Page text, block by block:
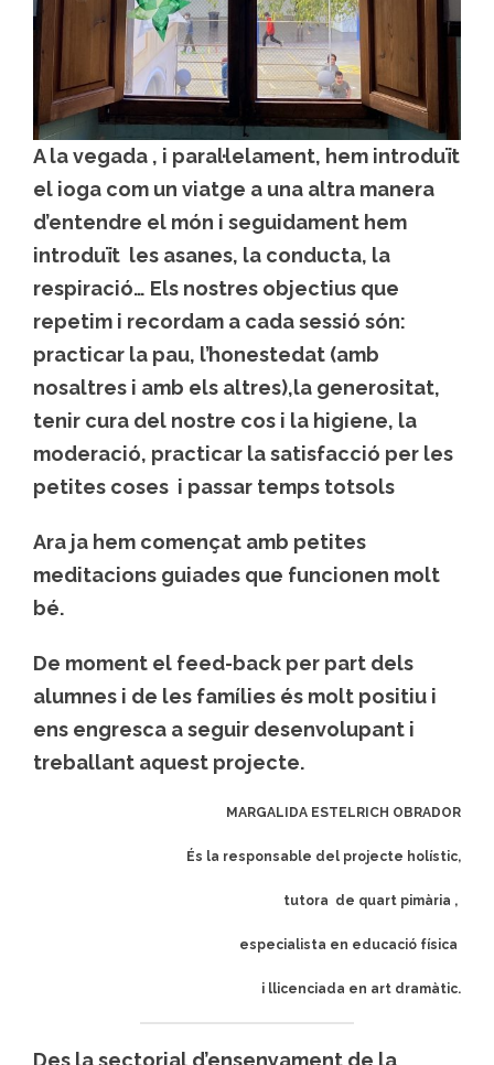
A la vegada , i paral·lelament, hem introduït
el ioga com un viatge a una altra manera
d’entendre el món i seguidament hem
introduït les asanes, la conducta, la
respiració… Els nostres objectius que
repetim i recordam a cada sessió són:
practicar la pau, l’honestedat (amb
nosaltres i amb els altres),la generositat,
tenir cura del nostre cos i la higiene, la
moderació, practicar la satisfacció per les
petites coses i passar temps totsols
Ara ja hem començat amb petites
meditacions guiades que funcionen molt
bé.
De moment el feed-back per part dels
alumnes i de les famílies és molt positiu i
ens engresca a seguir desenvolupant i
treballant aquest projecte.
MARGALIDA ESTELRICH OBRADOR
És la responsable del projecte holístic,
tutora de quart pimària ,
especialista en educació física
i llicenciada en art dramàtic.
Des la sectorial d’ensenyament de la